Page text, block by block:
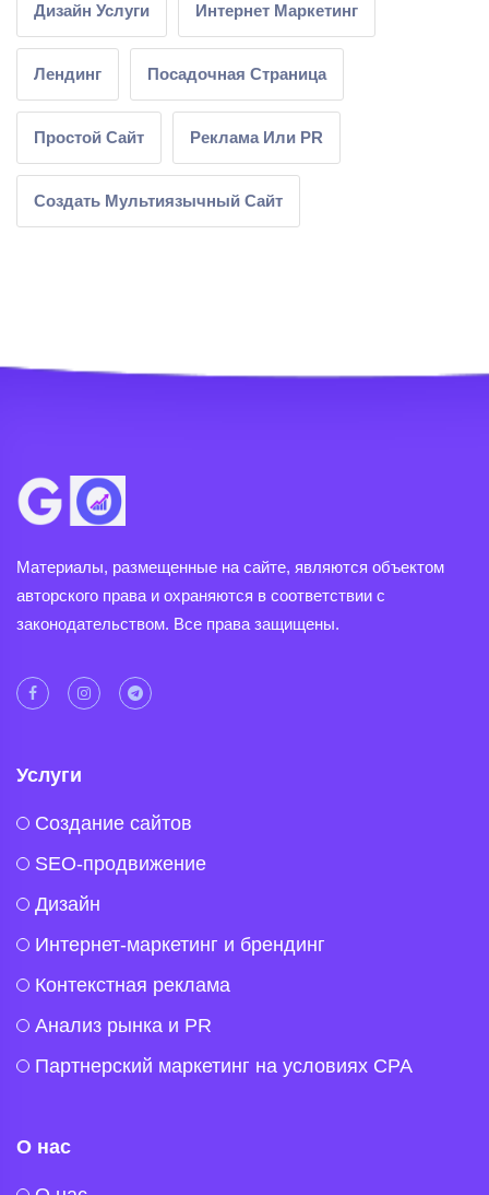
Дизайн Услуги Интернет Маркетинг
Лендинг Посадочная Страница
Простой Сайт Реклама Или PR
Создать Мультиязычный Сайт
Материалы, размещенные на сайте, являются объектом
авторского права и охраняются в соответствии с
законодательством. Все права защищены.
Услуги
Создание сайтов
SEO-продвижение
Дизайн
Интернет-маркетинг и брендинг
Контекстная реклама
Анализ рынка и PR
Партнерский маркетинг на условиях CPA
О нас